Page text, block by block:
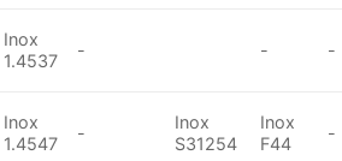
Inox
1.4537
- - -
Inox
1.4547
-
Inox
S31254
Inox
F44
-